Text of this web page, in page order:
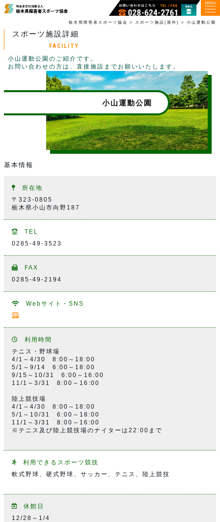
MENU
栃木県障害者スポーツ協会 > スポーツ施設(屋外) > 小山運動公園
スポーツ施設詳細
FACILITY
小山運動公園のご紹介です。
お問い合わせの方は、直接施設までお願いいたします。
小山運動公園
基本情報
所在地
〒323-0805
栃木県小山市向野187
TEL
0285-49-3523
FAX
0285-49-2194
Webサイト・SNS
利用時間
テニス・野球場
4/1～4/30 8:00～18:00
5/1～9/14 6:00～18:00
9/15～10/31 6:00～16:00
11/1～3/31 8:00～16:00
陸上競技場
4/1～4/30 8:00～18:00
5/1～10/31 6:00～18:00
11/1～3/31 8:00～16:00
※テニス及び陸上競技場のナイターは22:00まで
利用できるスポーツ競技
軟式野球、硬式野球、サッカー、テニス、陸上競技
休館日
12/28～1/4